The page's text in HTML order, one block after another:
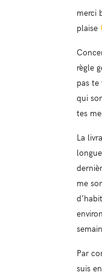
merci
plaise
règle
pas te
qui
tes
La
me
Par
suis